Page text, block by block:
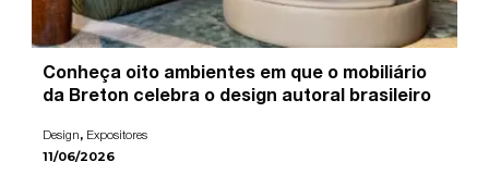
Conheça oito ambientes em que o mobiliário
da Breton celebra o design autoral brasileiro
Design, Expositores
11/06/2026